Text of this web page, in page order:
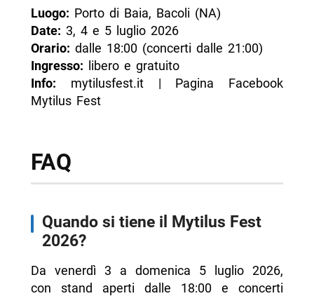
Luogo: Porto di Baia, Bacoli (NA)
Date: 3, 4 e 5 luglio 2026
Orario: dalle 18:00 (concerti dalle 21:00)
Ingresso: libero e gratuito
Info: mytilusfest.it | Pagina Facebook
Mytilus Fest
FAQ
Quando si tiene il Mytilus Fest
2026?
Da venerdì 3 a domenica 5 luglio 2026,
con stand aperti dalle 18:00 e concerti